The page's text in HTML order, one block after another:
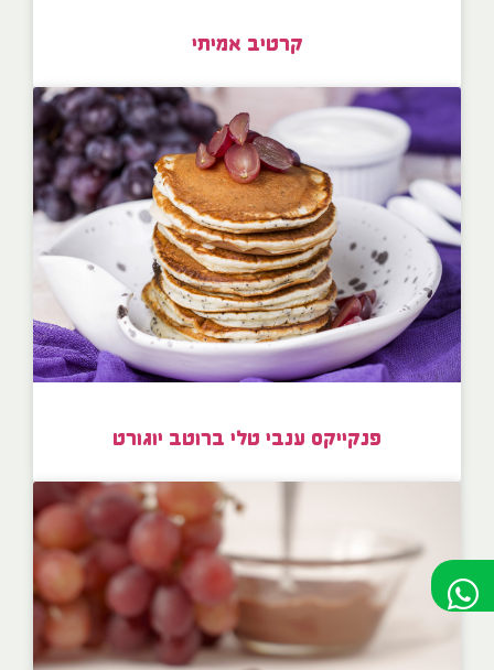
קרטיב אמיתי
פנקייקס ענבי טלי ברוטב יוגורט